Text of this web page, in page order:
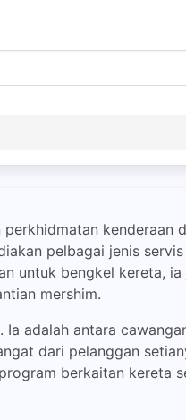
kenderaan
pelbagai jenis
untuk bengkel kereta,
mershim.
adalah antara
dari pelanggan
berkaitan kereta